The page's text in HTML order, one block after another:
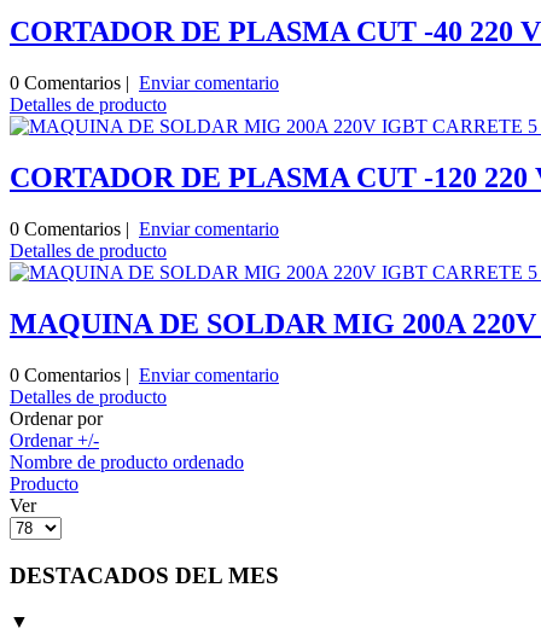
CORTADOR DE PLASMA CUT -40 220
0 Comentarios | Enviar comentario
Detalles de producto
CORTADOR DE PLASMA CUT -120
0 Comentarios | Enviar comentario
Detalles de producto
MAQUINA DE SOLDAR MIG 200A
0 Comentarios | Enviar comentario
Detalles de producto
Ordenar por
Ordenar +/-
Nombre de producto ordenado
Producto
Ver
DESTACADOS DEL MES
▼